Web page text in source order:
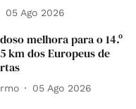
05 Ago 2026
melhora para o 14.º
km dos Europeus de
05 Ago 2026